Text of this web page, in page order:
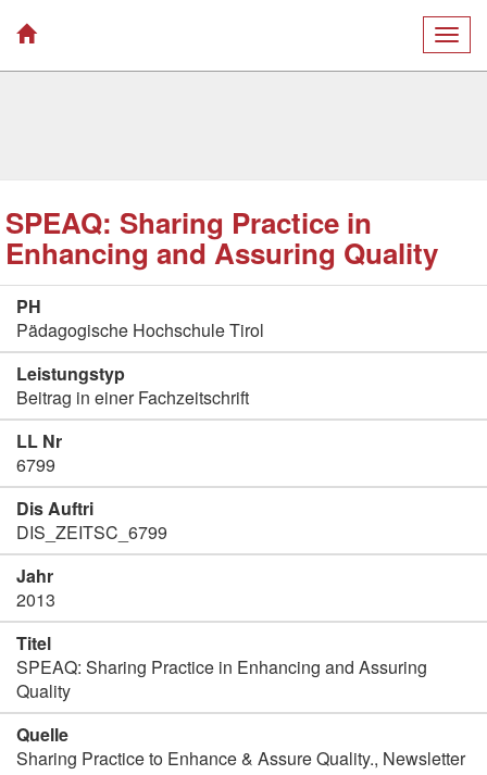
SPEAQ: Sharing Practice in
Enhancing and Assuring Quality
PH
Pädagogische Hochschule Tirol
Leistungstyp
Beitrag in einer Fachzeitschrift
LL Nr
6799
Dis Auftri
DIS_ZEITSC_6799
Jahr
2013
Titel
SPEAQ: Sharing Practice in Enhancing and Assuring
Quality
Quelle
Sharing Practice to Enhance & Assure Quality., Newsletter